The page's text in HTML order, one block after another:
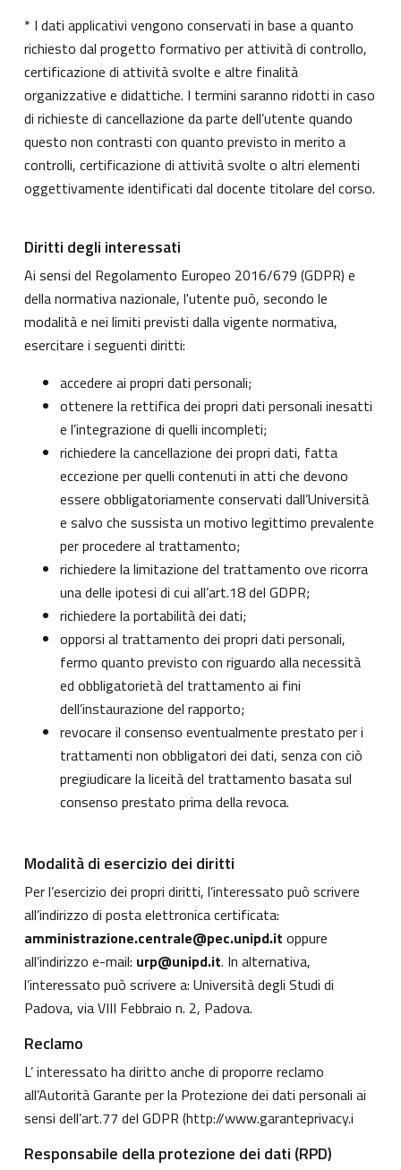
* I dati applicativi vengono conservati in base a quanto
richiesto dal progetto formativo per attività di controllo,
certificazione di attività svolte e altre finalità
organizzative e didattiche. I termini saranno ridotti in caso
di richieste di cancellazione da parte dell’utente quando
questo non contrasti con quanto previsto in merito a
controlli, certificazione di attività svolte o altri elementi
oggettivamente identificati dal docente titolare del corso.
Diritti degli interessati
Ai sensi del Regolamento Europeo 2016/679 (GDPR) e
della normativa nazionale, l'utente può, secondo le
modalità e nei limiti previsti dalla vigente normativa,
esercitare i seguenti diritti:
accedere ai propri dati personali;
ottenere la rettifica dei propri dati personali inesatti
e l’integrazione di quelli incompleti;
richiedere la cancellazione dei propri dati, fatta
eccezione per quelli contenuti in atti che devono
essere obbligatoriamente conservati dall’Università
e salvo che sussista un motivo legittimo prevalente
per procedere al trattamento;
richiedere la limitazione del trattamento ove ricorra
una delle ipotesi di cui all’art.18 del GDPR;
richiedere la portabilità dei dati;
opporsi al trattamento dei propri dati personali,
fermo quanto previsto con riguardo alla necessità
ed obbligatorietà del trattamento ai fini
dell’instaurazione del rapporto;
revocare il consenso eventualmente prestato per i
trattamenti non obbligatori dei dati, senza con ciò
pregiudicare la liceità del trattamento basata sul
consenso prestato prima della revoca.
Modalità di esercizio dei diritti
Per l’esercizio dei propri diritti, l’interessato può scrivere
all’indirizzo di posta elettronica certificata:
amministrazione.centrale@pec.unipd.it oppure
all’indirizzo e-mail: urp@unipd.it. In alternativa,
l’interessato può scrivere a: Università degli Studi di
Padova, via VIII Febbraio n. 2, Padova.
Reclamo
L’ interessato ha diritto anche di proporre reclamo
all’Autorità Garante per la Protezione dei dati personali ai
sensi dell’art.77 del GDPR (http://www.garanteprivacy.i
Responsabile della protezione dei dati (RPD)